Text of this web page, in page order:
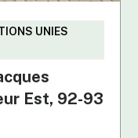
UNIES
Est, 92-93